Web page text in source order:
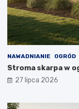
NAWADNIANIE OGRÓD
Stroma skarpa w
27 lipca 2026